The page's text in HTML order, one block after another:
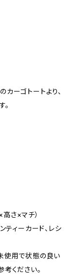
ーゴトートより、
さ×マチ）
ティーカード、レシ
使用で状態の良い
ください。